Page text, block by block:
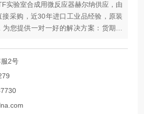
实验室合成用微反应器赫尔纳供应，由
采购，近30年进口工业品经验，原装
您提供一对一好的解决方案：货期稳
2号